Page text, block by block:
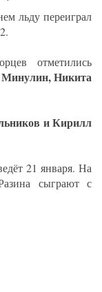
льду переиграл
отметились
Минулин, Никита
и Кирилл
21 января. На
сыграют с